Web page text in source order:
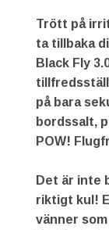
Trött på
ta tillbaka
Black Fly
på bara
bordssalt,
POW!
Det är inte
riktigt kul!
vänner